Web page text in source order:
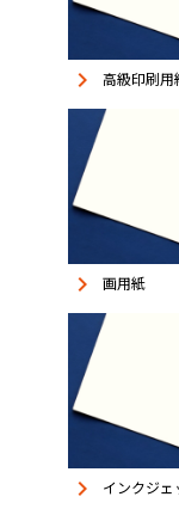
keyboard_arrow_right 高級印刷用
keyboard_arrow_right 画用紙
keyboard_arrow_right インクジェ